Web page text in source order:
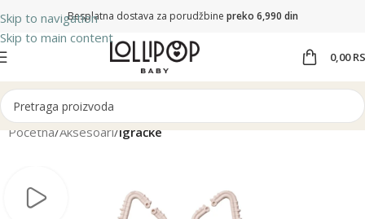
Skip to navigation
Skip to main content
Besplatna dostava za porudžbine preko 6,990 din
0,00
Početna Aksesoari Igračke